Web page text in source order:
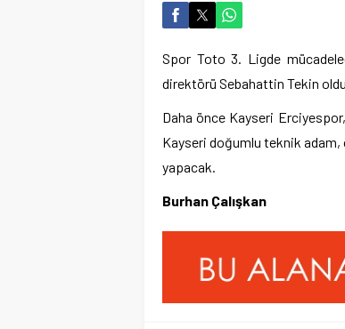
Spor Toto 3. Ligde
direktörü Sebahattin Tekin oldu.
Daha önce Kayseri
Kayseri doğumlu teknik adam,
yapacak.
Burhan Çalışkan